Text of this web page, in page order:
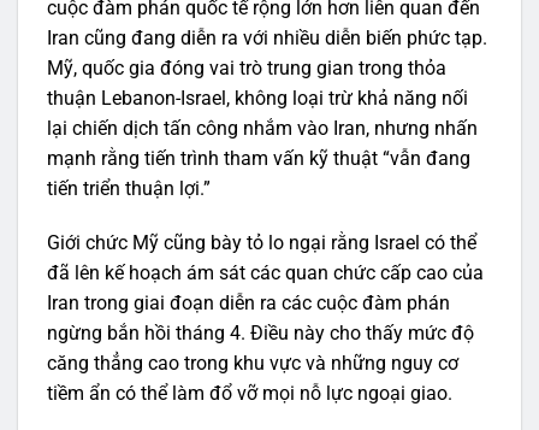
cuộc đàm phán quốc tế rộng lớn hơn liên quan đến
Iran cũng đang diễn ra với nhiều diễn biến phức tạp.
Mỹ, quốc gia đóng vai trò trung gian trong thỏa
thuận Lebanon-Israel, không loại trừ khả năng nối
lại chiến dịch tấn công nhắm vào Iran, nhưng nhấn
mạnh rằng tiến trình tham vấn kỹ thuật “vẫn đang
tiến triển thuận lợi.”
Giới chức Mỹ cũng bày tỏ lo ngại rằng Israel có thể
đã lên kế hoạch ám sát các quan chức cấp cao của
Iran trong giai đoạn diễn ra các cuộc đàm phán
ngừng bắn hồi tháng 4. Điều này cho thấy mức độ
căng thẳng cao trong khu vực và những nguy cơ
tiềm ẩn có thể làm đổ vỡ mọi nỗ lực ngoại giao.